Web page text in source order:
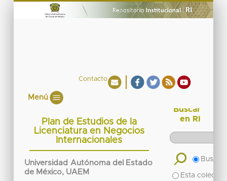
Contacto
Menú
Plan de Estudios de la
Licenciatura en Negocios
Internacionales
Universidad Autónoma del Estado
de México, UAEM
Buscar
en RI
Buscar
Esta